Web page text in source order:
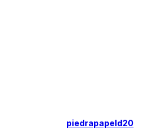
piedrapapeld20